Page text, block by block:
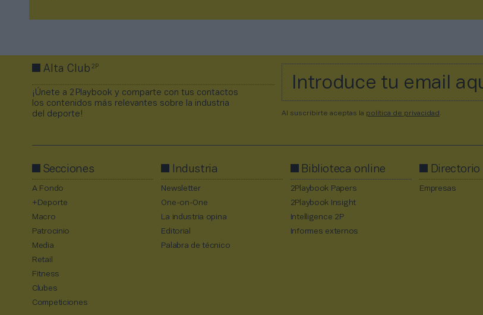
Alta Club2P
¡Únete a 2Playbook y comparte con tus contactos
los contenidos más relevantes sobre la industria
del deporte!
Al suscribirte aceptas la política de privacidad .
Secciones
A Fondo
+Deporte
Macro
Patrocinio
Media
Retail
Fitness
Clubes
Competiciones
Industria
Newsletter
One-on-One
La industria opina
Editorial
Palabra de técnico
Biblioteca online
2Playbook Papers
2Playbook Insight
Intelligence 2P
Informes externos
Directorio
Empresas